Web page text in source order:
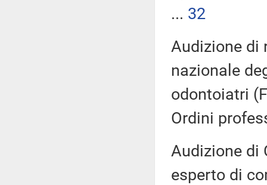
... 32
Audizione di
nazionale
odontoiatri
Ordini
Audizione di
esperto di